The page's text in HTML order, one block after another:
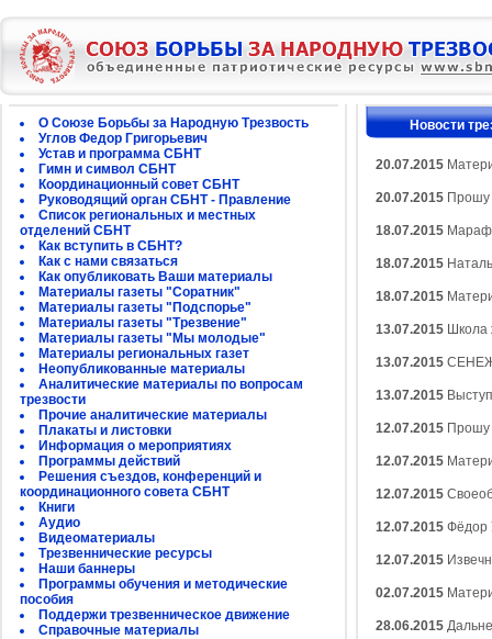
О Союзе Борьбы за Народную Трезвость
Углов Федор Григорьевич
Устав и программа СБНТ
Гимн и символ СБНТ
Координационный совет СБНТ
Руководящий орган СБНТ - Правление
Список региональных и местных
отделений СБНТ
Как вступить в СБНТ?
Как с нами связаться
Как опубликовать Ваши материалы
Материалы газеты "Соратник"
Материалы газеты "Подспорье"
Материалы газеты "Трезвение"
Материалы газеты "Мы молодые"
Материалы региональных газет
Неопубликованные материалы
Аналитические материалы по вопросам
трезвости
Прочие аналитические материалы
Плакаты и листовки
Информация о мероприятиях
Программы действий
Решения съездов, конференций и
координационного совета СБНТ
Книги
Аудио
Видеоматериалы
Трезвеннические ресурсы
Наши баннеры
Программы обучения и методические
пособия
Поддержи трезвенническое движение
Справочные материалы
Новости
20.07.2015
20.07.2015 Прошу
18.07.2015
18.07.2015
18.07.2015
13.07.2015 Школа
13.07.2015
13.07.2015
12.07.2015 Прошу
12.07.2015
12.07.2015
12.07.2015 Фёдор
12.07.2015
02.07.2015
28.06.2015